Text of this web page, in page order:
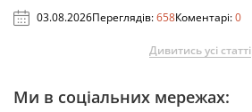
03.08.2026Переглядів:658Коментарі:0
Дивитись усі статті
Ми в соціальних мережах: